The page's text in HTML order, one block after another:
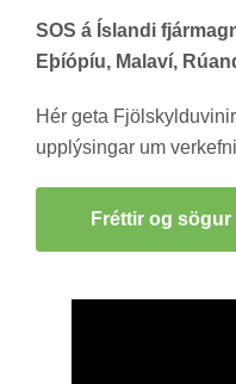
SOS á Íslandi
Eþíópíu, Malaví,
Hér geta
upp­lýs­ing­ar um
Frétt­ir og